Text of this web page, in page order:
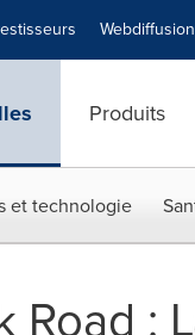
Webdiffusion
Produits
et technologie
Road :